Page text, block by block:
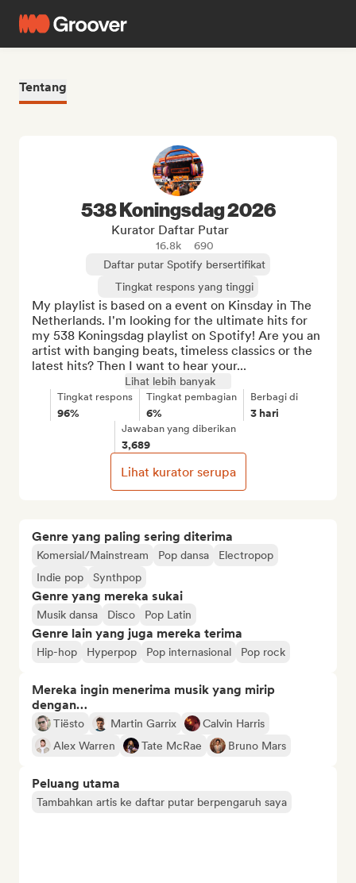
Tentang
Genre yang paling sering diterima
Komersial/Mainstream Pop dansa
Electropop
Indie pop
Synthpop
Genre yang mereka sukai
Musik dansa Disco Pop Latin
Genre lain yang juga mereka terima
Hip-hop Hyperpop Pop internasional Pop rock
Mereka ingin menerima musik yang mirip
dengan…
Tiësto Martin Garrix
Calvin Harris
Alex Warren
Tate McRae Bruno Mars
Peluang utama
Tambahkan artis ke daftar putar berpengaruh saya
538 Koningsdag 2026
Kurator Daftar Putar
16.8k
690
Daftar putar Spotify bersertifikat
Tingkat respons yang tinggi
My playlist is based on a event on Kinsday in The
Netherlands. I'm looking for the ultimate hits for
my 538 Koningsdag playlist on Spotify! Are you an
artist with banging beats, timeless classics or the
latest hits? Then I want to hear your...
Lihat lebih banyak
Tingkat respons
96%
Tingkat pembagian
6%
Berbagi di
3 hari
Jawaban yang diberikan
3,689
Lihat kurator serupa